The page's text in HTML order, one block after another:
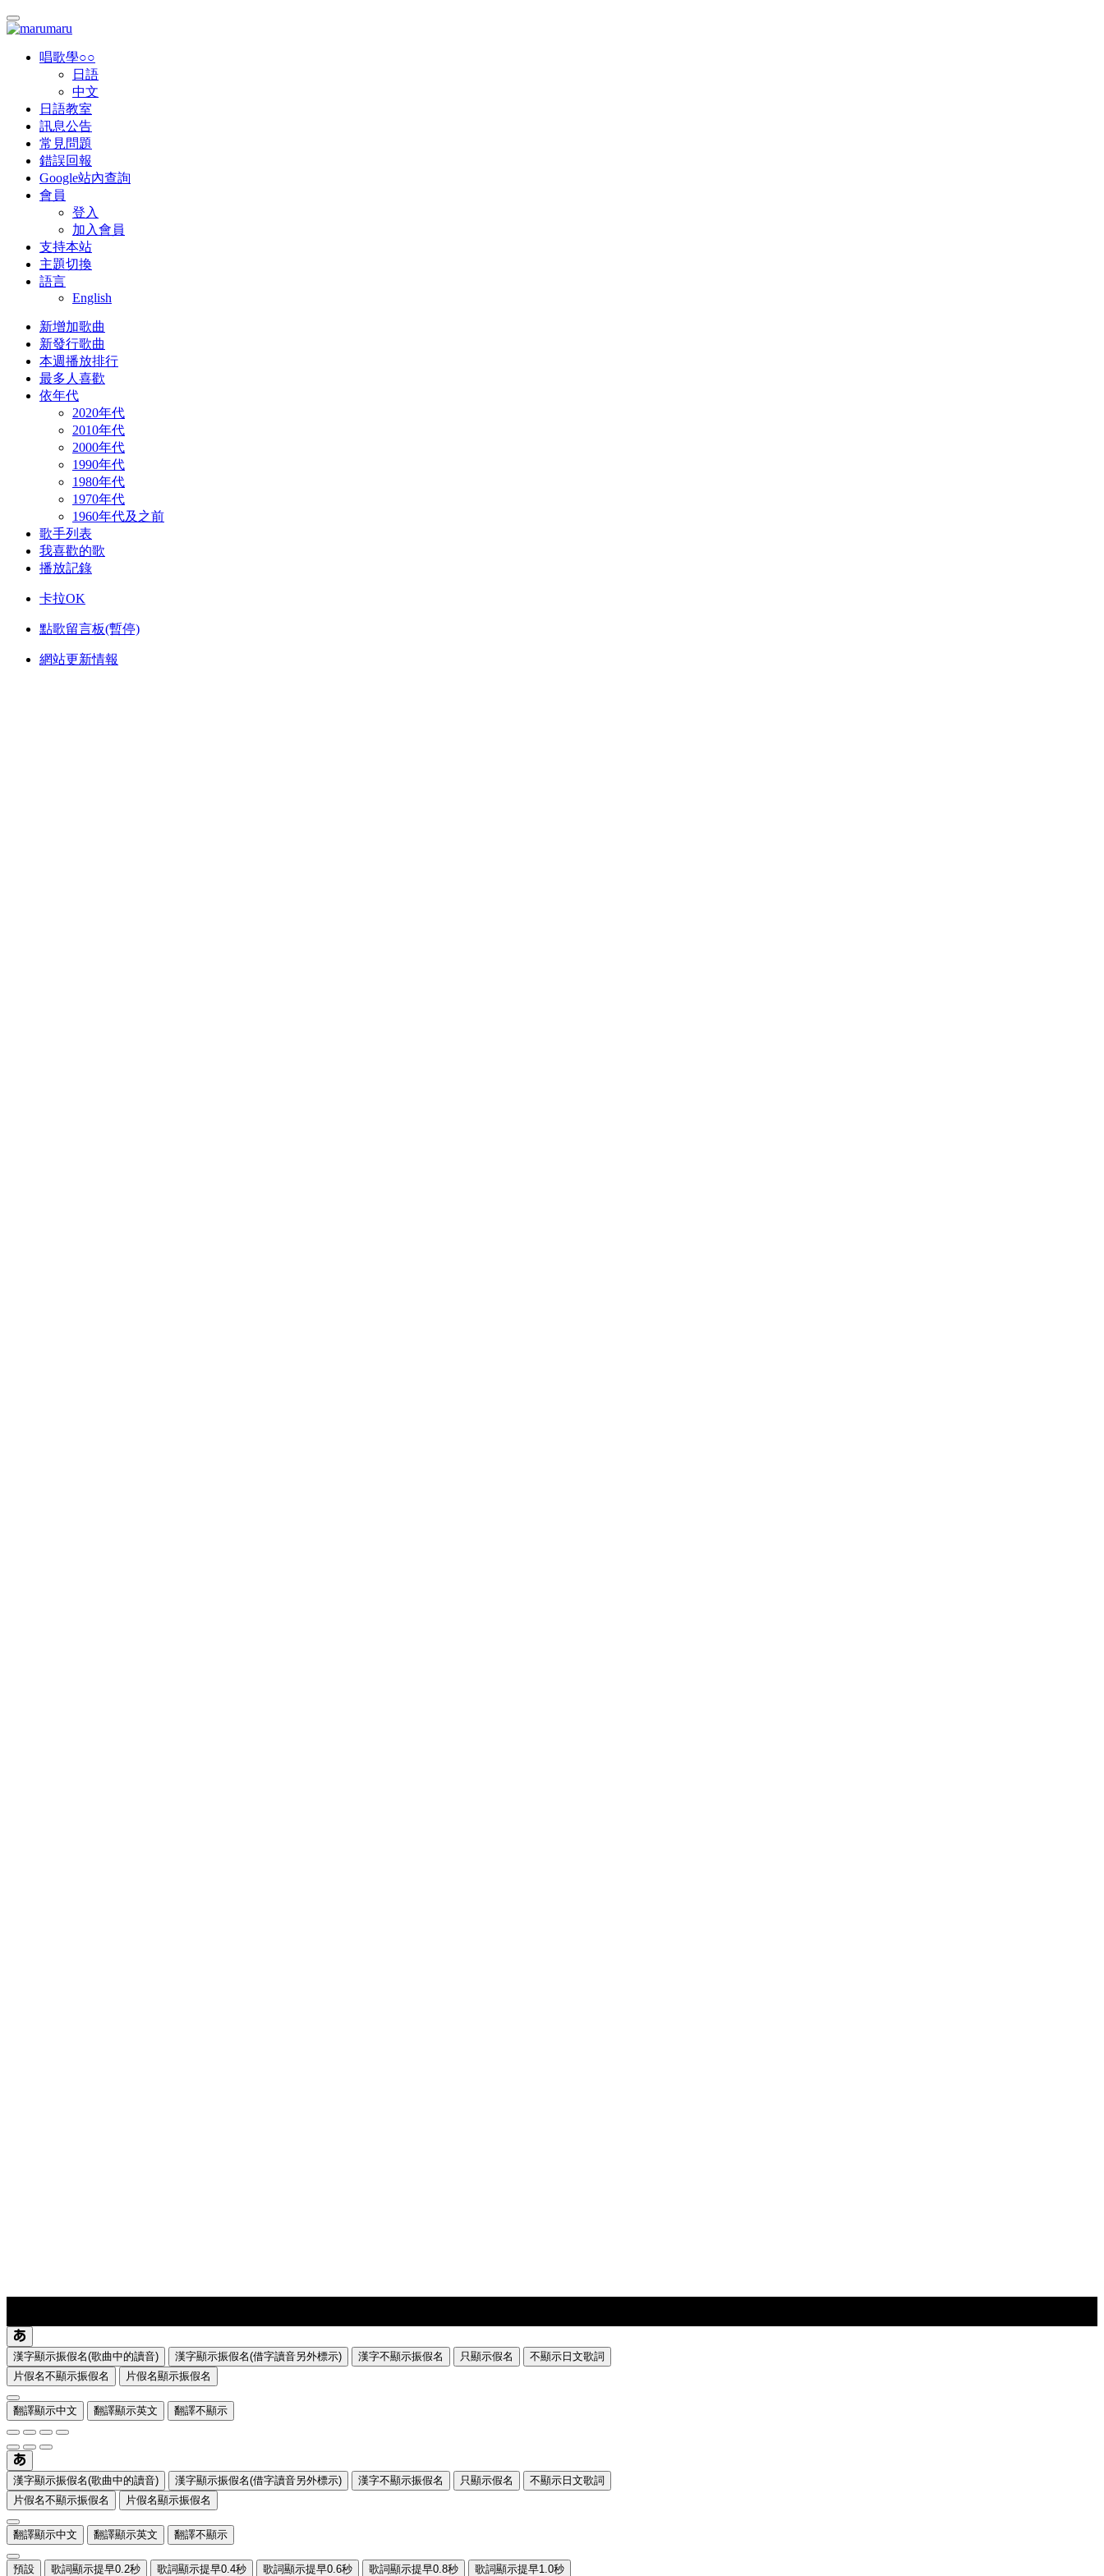
唱歌學○○
日語
中文
日語教室
訊息公告
常見問題
錯誤回報
Google站內查詢
會員
登入
加入會員
支持本站
主題切換
語言
English
新增加歌曲
新發行歌曲
本週播放排行
最多人喜歡
依年代
2020年代
2010年代
2000年代
1990年代
1980年代
1970年代
1960年代及之前
歌手列表
我喜歡的歌
播放記錄
卡拉OK
點歌留言板(暫停)
網站更新情報
漢字顯示振假名(歌曲中的讀音) 漢字顯示振假名(借字讀音另外標示) 漢字不顯示振假名 只顯示假名
不顯示日文歌詞
片假名不顯示振假名
片假名顯示振假名
翻譯顯示中文 翻譯顯示英文 翻譯不顯示
漢字顯示振假名(歌曲中的讀音) 漢字顯示振假名(借字讀音另外標示) 漢字不顯示振假名 只顯示假名
不顯示日文歌詞
片假名不顯示振假名
片假名顯示振假名
翻譯顯示中文 翻譯顯示英文 翻譯不顯示
預設 歌詞顯示提早0.2秒 歌詞顯示提早0.4秒 歌詞顯示提早0.6秒 歌詞顯示提早0.8秒 歌詞顯示提早1.0秒